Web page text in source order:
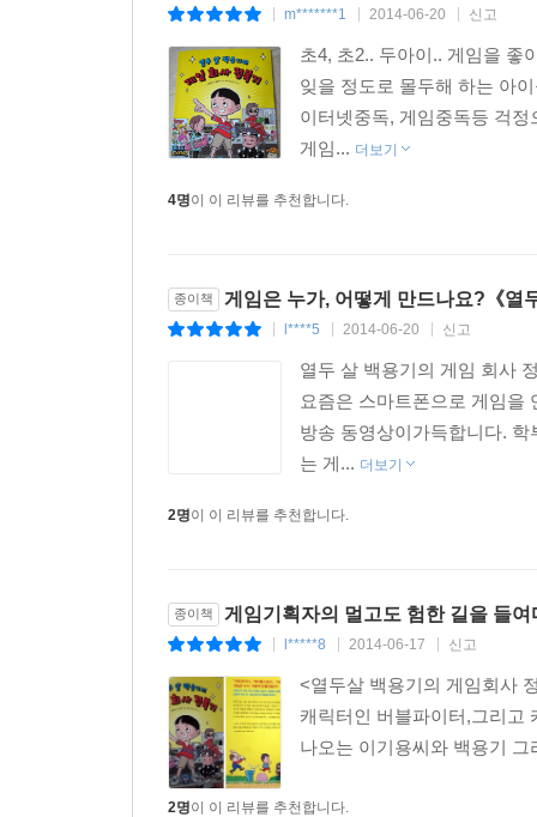
m*******1 2014-06-20 신고
초4, 초2.. 두아이.. 게임을 좋
잊을 정도로 몰두해 하는 아
이터넷중독, 게임중독등 걱
게임... 더보기
4명이 이 리뷰를 추천합니다.
종이책 게임은 누가, 어떻게 만드나요?《열
l****5 2014-06-20 신고
열두 살 백용기의 게임 회사
요즘은 스마트폰으로 게임을
방송 동영상이가득합니다.
는 게... 더보기
2명이 이 리뷰를 추천합니다.
종이책 게임기획자의 멀고도 험한 길을 들여
l*****8 2014-06-17 신고
<열두살 백용기의 게임회사
캐릭터인 버블파이터,그리고
나오는 이기용씨와 백용기
2명이 이 리뷰를 추천합니다.